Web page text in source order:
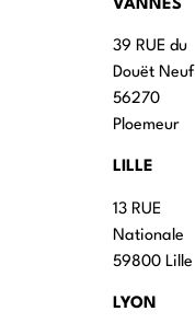
VANNES
39 RUE du
Douët Neuf
56270
Ploemeur
LILLE
13 RUE
Nationale
59800 Lille
LYON